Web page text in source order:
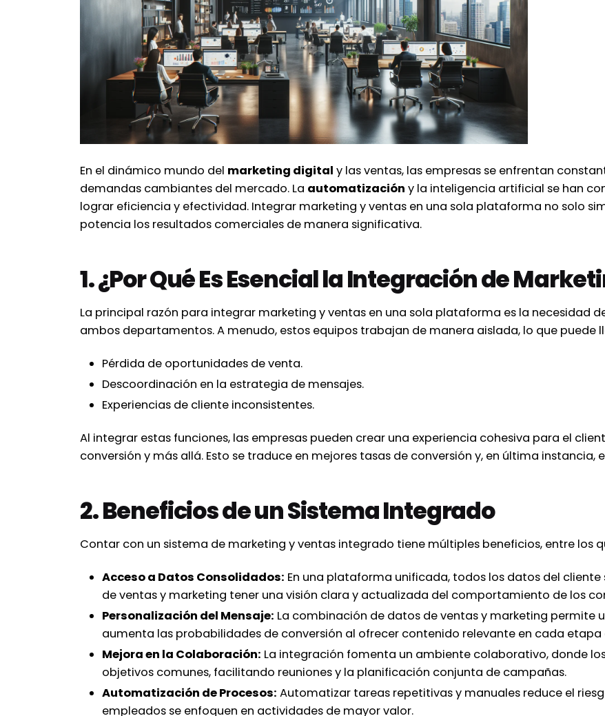
En el dinámico mundo del marketing digital y las ventas, las empresas se enfrentan
demandas cambiantes del mercado. La automatización y la inteligencia artificial se han
lograr eficiencia y efectividad. Integrar marketing y ventas en una sola plataforma no solo
potencia los resultados comerciales de manera significativa.
1. ¿Por Qué Es Esencial la Integración de
La principal razón para integrar marketing y ventas en una sola plataforma es la necesidad
ambos departamentos. A menudo, estos equipos trabajan de manera aislada, lo que puede
Pérdida de oportunidades de venta.
Descoordinación en la estrategia de mensajes.
Experiencias de cliente inconsistentes.
Al integrar estas funciones, las empresas pueden crear una experiencia cohesiva para el
conversión y más allá. Esto se traduce en mejores tasas de conversión y, en última instancia,
2. Beneficios de un Sistema Integrado
Contar con un sistema de marketing y ventas integrado tiene múltiples beneficios, entre los
Acceso a Datos Consolidados: En una plataforma unificada, todos los datos del
de ventas y marketing tener una visión clara y actualizada del comportamiento de los
Personalización del Mensaje: La combinación de datos de ventas y marketing permite
aumenta las probabilidades de conversión al ofrecer contenido relevante en cada etapa
Mejora en la Colaboración: La integración fomenta un ambiente colaborativo, donde
objetivos comunes, facilitando reuniones y la planificación conjunta de campañas.
Automatización de Procesos: Automatizar tareas repetitivas y manuales reduce el
empleados se enfoquen en actividades de mayor valor.